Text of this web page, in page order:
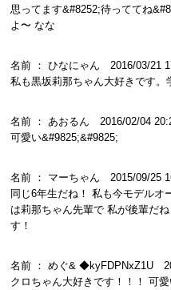
思ってます&#8252;待っててね
よ〜 なな
名前 ： ひなにゃん 2016/03/21
私も黒坂莉那ちゃん大好きです
名前 ： あおるん 2016/02/04
可愛い&#9825;&#9825;
名前 ： マーちゃん 2015/09/25
同じ6年生だね！ 私も今モデルオ
は莉那ちゃん先輩で 私が後輩だ
す！
名前 ： めぐ& ◆kyFDPNxZ1U
クロちゃん大好きです！！！ 可